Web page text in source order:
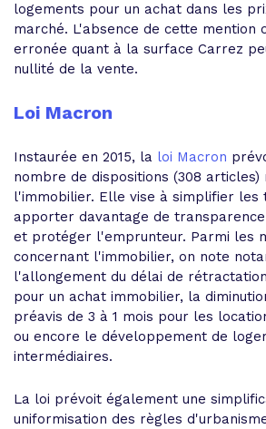
logements pour un achat dans les
marché. L'absence de cette mention
erronée quant à la surface Carrez
nullité de la vente.
Loi Macron
Instaurée en 2015, la loi Macron
nombre de dispositions (308 articles)
l'immobilier. Elle vise à simplifier les
apporter davantage de
et protéger l'emprunteur. Parmi les
concernant l'immobilier, on note
l'allongement du délai de rétractation
pour un achat immobilier, la
préavis de 3 à 1 mois pour les
ou encore le développement de
intermédiaires.
La loi prévoit également une
uniformisation des règles